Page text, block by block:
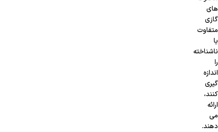
های
گازی
متفاوت
یا
ناشناخته
را
اندازه
گیری
کنند،
ارائه
می
دهند.